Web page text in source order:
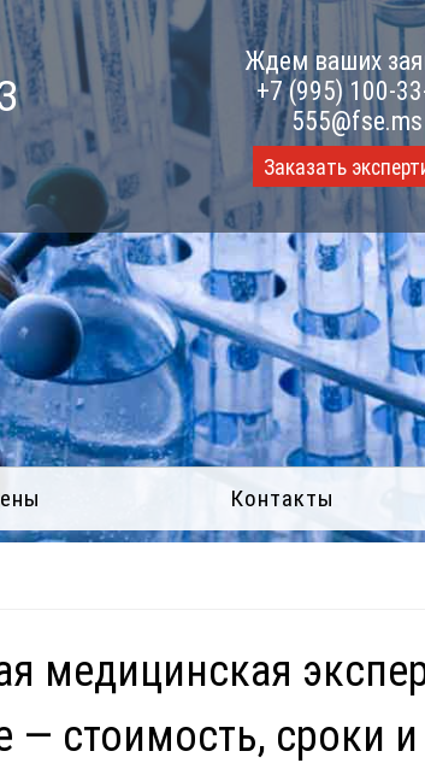
Ждем ваших
+7 (995) 100-
555@fse.ms
Заказать
Контакты
медицинская
— стоимость, сроки